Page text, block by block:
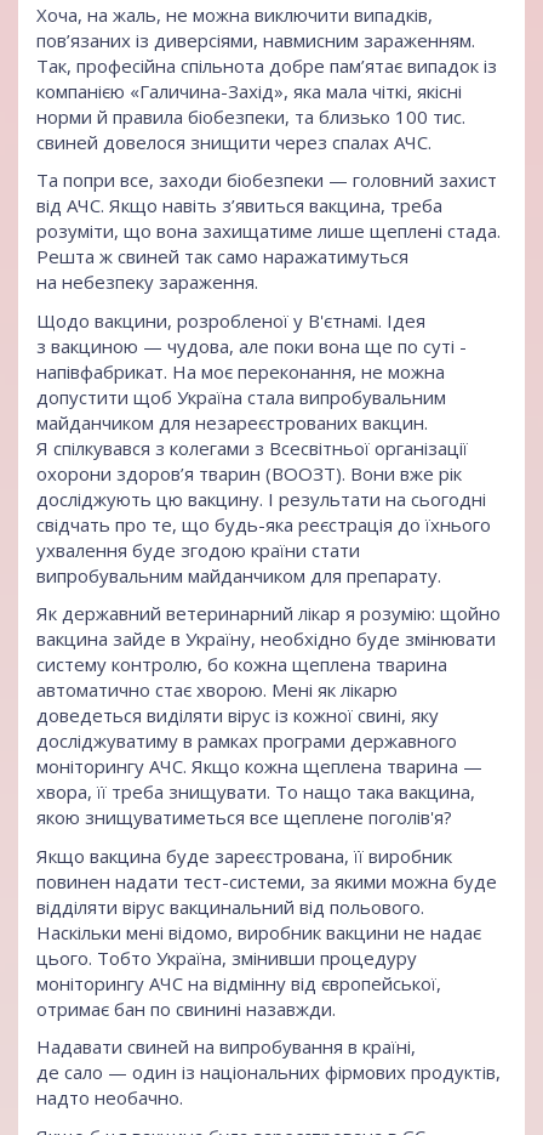
Хоча, на жаль, не можна виключити випадків,
пов’язаних із диверсіями, навмисним зараженням.
Так, професійна спільнота добре пам’ятає випадок із
компанією «Галичина-Захід», яка мала чіткі, якісні
норми й правила біобезпеки, та близько 100 тис.
свиней довелося знищити через спалах АЧС.
Та попри все, заходи біобезпеки — головний захист
від АЧС. Якщо навіть з’явиться вакцина, треба
розуміти, що вона захищатиме лише щеплені стада.
Решта ж свиней так само наражатимуться
на небезпеку зараження.
Щодо вакцини, розробленої у В'єтнамі. Ідея
з вакциною — чудова, але поки вона ще по суті -
напівфабрикат. На моє переконання, не можна
допустити щоб Україна стала випробувальним
майданчиком для незареєстрованих вакцин.
Я спілкувався з колегами з Всесвітньої організації
охорони здоров’я тварин (ВООЗТ). Вони вже рік
досліджують цю вакцину. І результати на сьогодні
свідчать про те, що будь-яка реєстрація до їхнього
ухвалення буде згодою країни стати
випробувальним майданчиком для препарату.
Як державний ветеринарний лікар я розумію: щойно
вакцина зайде в Україну, необхідно буде змінювати
систему контролю, бо кожна щеплена тварина
автоматично стає хворою. Мені як лікарю
доведеться виділяти вірус із кожної свині, яку
досліджуватиму в рамках програми державного
моніторингу АЧС. Якщо кожна щеплена тварина —
хвора, її треба знищувати. То нащо така вакцина,
якою знищуватиметься все щеплене поголів'я?
Якщо вакцина буде зареєстрована, її виробник
повинен надати тест-системи, за якими можна буде
відділяти вірус вакцинальний від польового.
Наскільки мені відомо, виробник вакцини не надає
цього. Тобто Україна, змінивши процедуру
моніторингу АЧС на відмінну від європейської,
отримає бан по свинині назавжди.
Надавати свиней на випробування в країні,
де сало — один із національних фірмових продуктів,
надто необачно.